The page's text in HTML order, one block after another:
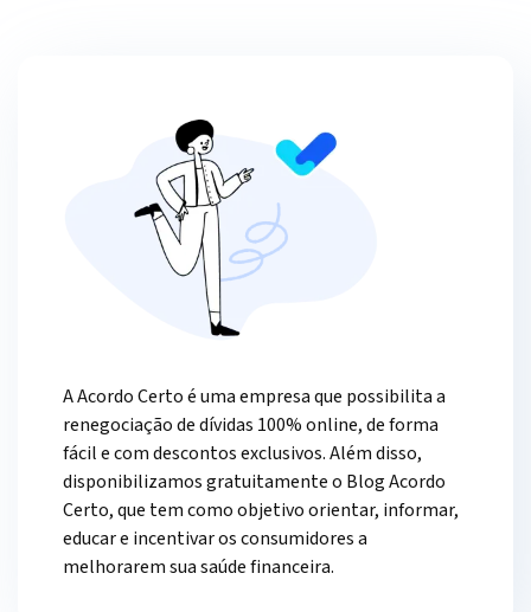
A Acordo Certo é uma empresa que possibilita a
renegociação de dívidas 100% online, de forma
fácil e com descontos exclusivos. Além disso,
disponibilizamos gratuitamente o Blog Acordo
Certo, que tem como objetivo orientar, informar,
educar e incentivar os consumidores a
melhorarem sua saúde financeira.